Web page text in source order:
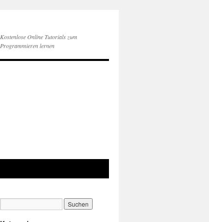
Kostenlose Online Tutorials zum
Programmieren lernen